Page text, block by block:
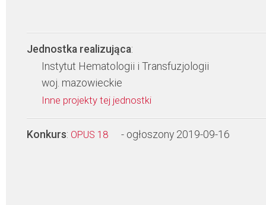
Jednostka realizująca:
Instytut Hematologii i Transfuzjologii
woj. mazowieckie
Inne projekty tej jednostki
Konkurs: OPUS 18 - ogłoszony 2019-09-16